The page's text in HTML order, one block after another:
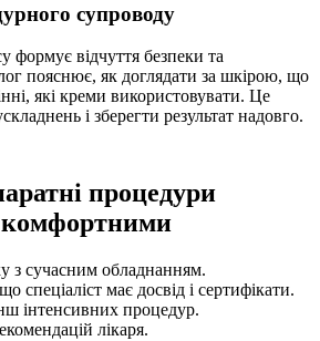
супроводу
формує відчуття безпеки та
пояснює, як доглядати за шкірою, що
які креми використовувати. Це
і зберегти результат надовго.
процедури
з сучасним обладнанням.
спеціаліст має досвід і сертифікати.
інтенсивних процедур.
лікаря.